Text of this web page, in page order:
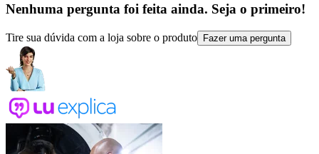
Nenhuma pergunta foi feita ainda. Seja o primeiro!
Tire sua dúvida com a loja sobre o produto Fazer uma pergunta